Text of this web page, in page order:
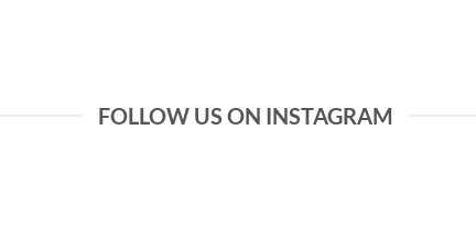
FOLLOW US ON INSTAGRAM